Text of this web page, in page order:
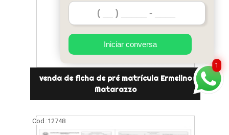
venda de ficha de pré matrícula Ermelino
Matarazzo
Cod.:12748
1
Iniciar conversa